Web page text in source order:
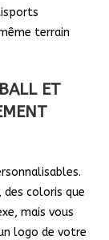
terrain
ET
coloris que
mais vous
logo de votre